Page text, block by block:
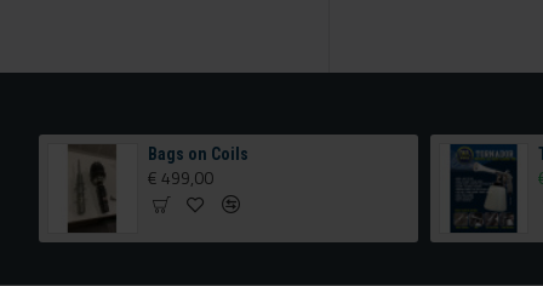
Bags on Coils
€ 499,00